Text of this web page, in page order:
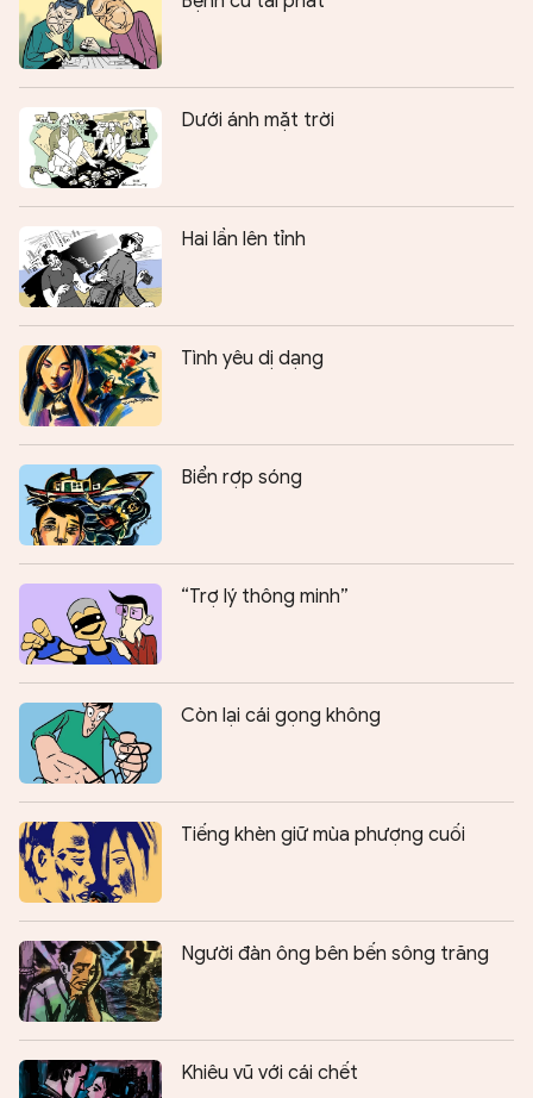
Dưới ánh mặt trời
Hai lần lên tỉnh
Tình yêu dị dạng
Biển rợp sóng
“Trợ lý thông minh”
Còn lại cái gọng không
Tiếng khèn giữ mùa phượng cuối
Người đàn ông bên bến sông trăng
Khiêu vũ với cái chết